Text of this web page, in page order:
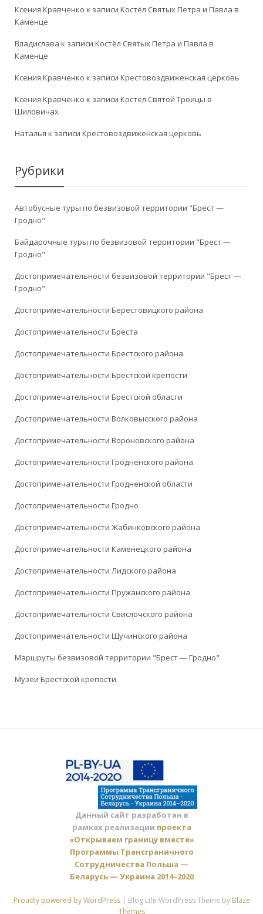
Ксения Кравченко к записи Костёл Святых Петра и Павла в
Каменце
Владислава к записи Костёл Святых Петра и Павла в
Каменце
Ксения Кравченко к записи Крестовоздвиженская церковь
Ксения Кравченко к записи Костел Святой Троицы в
Шиловичах
Наталья к записи Крестовоздвиженская церковь
Рубрики
Автобусные туры по безвизовой территории "Брест —
Гродно"
Байдарочные туры по безвизовой территории "Брест —
Гродно"
Достопримечательности безвизовой территории "Брест —
Гродно"
Достопримечательности Берестовицкого района
Достопримечательности Бреста
Достопримечательности Брестского района
Достопримечательности Брестской крепости
Достопримечательности Брестской области
Достопримечательности Волковысского района
Достопримечательности Вороновского района
Достопримечательности Гродненского района
Достопримечательности Гродненской области
Достопримечательности Гродно
Достопримечательности Жабинковского района
Достопримечательности Каменецкого района
Достопримечательности Лидского района
Достопримечательности Пружанского района
Достопримечательности Свислочского района
Достопримечательности Щучинского района
Маршруты безвизовой территории "Брест — Гродно"
Музеи Брестской крепости
Данный сайт разработан в
рамках реализации проекта
«Открываем границу вместе»
Программы Трансграничного
Сотрудничества Польша —
Беларусь — Украина 2014–2020
Proudly powered by WordPress | Blog Life WordPress Theme by Blaze
Themes